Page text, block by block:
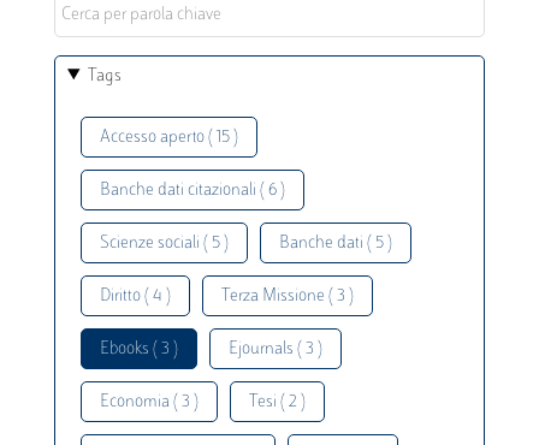
Tags
Accesso aperto ( 15 )
Banche dati citazionali ( 6 )
Scienze sociali ( 5 ) Banche dati ( 5 )
Diritto ( 4 ) Terza Missione ( 3 )
Ebooks ( 3 ) Ejournals ( 3 )
Economia ( 3 ) Tesi ( 2 )